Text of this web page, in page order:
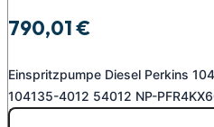
790,01€
Einspritzpumpe Diesel Perkins
104135-4012 54012 NP-